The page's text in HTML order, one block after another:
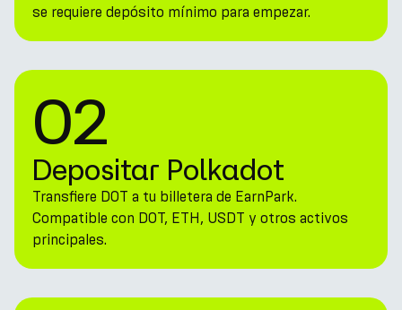
se requiere depósito mínimo para empezar.
02
Depositar Polkadot
Transfiere DOT a tu billetera de EarnPark.
Compatible con DOT, ETH, USDT y otros activos
principales.